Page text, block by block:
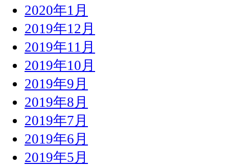
2020年1月
2019年12月
2019年11月
2019年10月
2019年9月
2019年8月
2019年7月
2019年6月
2019年5月